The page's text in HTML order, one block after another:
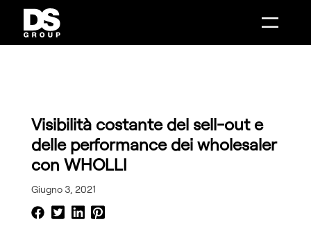
Distance Sales
AI Make
Intelligenza Artificiale
Mobile Solutions
Customer Engagement
System Integration
Intelligenza Artificiale
Digital Boutique
Smart Showroom
AI Make
Visibilità costante del sell-out e
delle performance dei wholesaler
con WHOLLI
Giugno 3, 2021